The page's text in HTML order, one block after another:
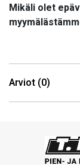
Mikäli olet
Arviot (0)